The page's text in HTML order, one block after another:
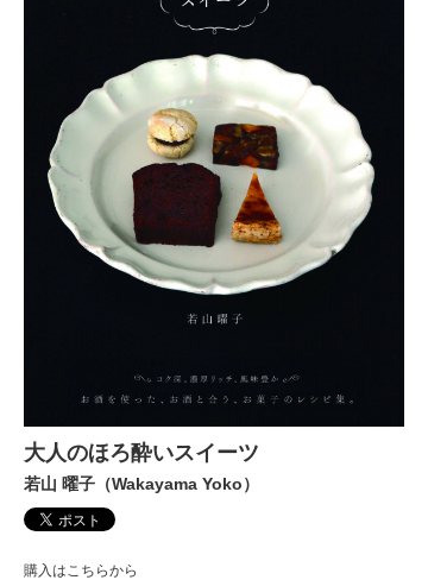
大人のほろ酔いスイーツ
若山 曜子（Wakayama Yoko）
購入はこちらから